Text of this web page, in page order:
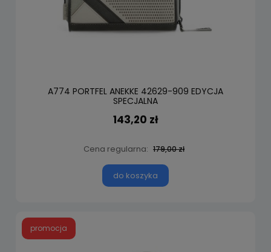
A774 PORTFEL ANEKKE 42629-909 EDYCJA
SPECJALNA
143,20 zł
Cena regularna: 179,00 zł
do koszyka
promocja